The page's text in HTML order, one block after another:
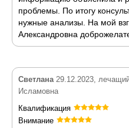
проблемы. По итогу
нужные анализы. На мой
Александровна
Светлана29.12.2023,
Исламовна
Квалификация
Внимание